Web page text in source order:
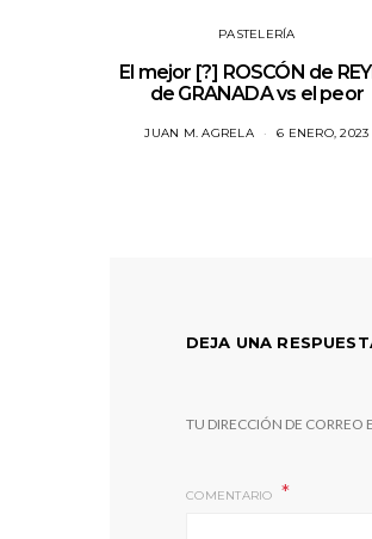
PASTELERÍA
El mejor [?] ROSCÓN de
de GRANADA vs el peor
JUAN M. AGRELA 6 ENERO, 2023
DEJA UNA
TU DIRECCIÓN DE CORREO
COMENTARIO